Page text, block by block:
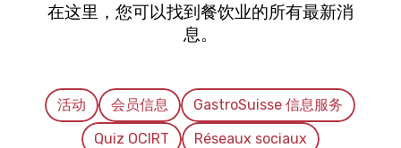
在这里，您可以找到餐饮业的所有最新消
息。
活动 会员信息
GastroSuisse 信息服务
Quiz OCIRT
Réseaux sociaux